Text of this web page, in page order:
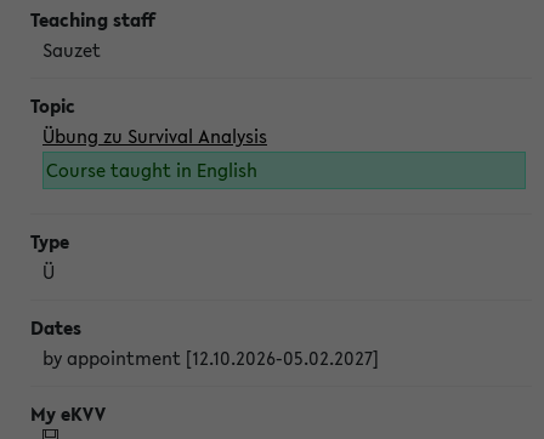
Sauzet
Übung zu Survival Analysis
Course taught in English
Ü
by appointment [12.10.2026-05.02.2027]